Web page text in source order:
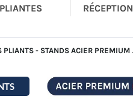
PLIANTES
RÉCEPTION
- STANDS ACIER PREMIUM M2